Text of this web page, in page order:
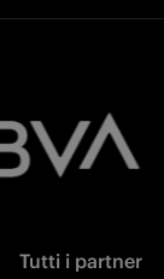
Tutti i partner